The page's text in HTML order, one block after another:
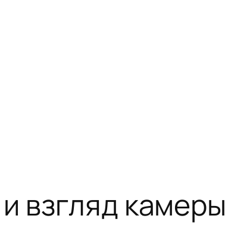
взгляд камеры